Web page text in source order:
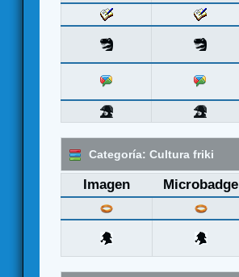
Categoría: Cultura friki
Imagen Microbadge